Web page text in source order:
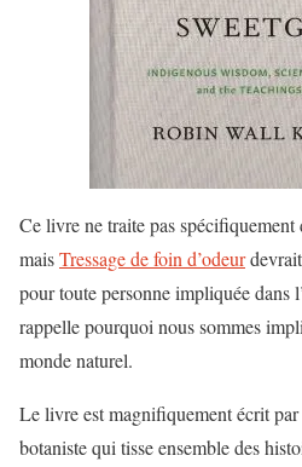
Ce livre ne traite pas
maisTressage de foin d’odeur
pour toute personne impliquée dans
rappelle pourquoi nous sommes
monde naturel.
Le livre est magnifiquement écrit
botaniste qui tisse ensemble des